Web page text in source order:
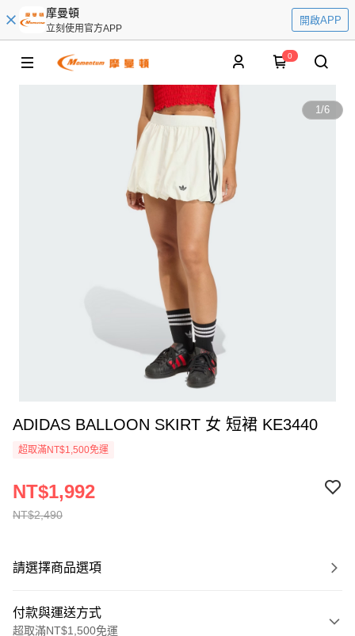
摩曼頓
立刻使用官方APP
開啟APP
0
1/6
ADIDAS BALLOON SKIRT 女 短裙 KE3440
超取滿NT$1,500免運
NT$2,490
NT$1,992
請選擇商品選項
付款與運送方式
超取滿NT$1,500免運